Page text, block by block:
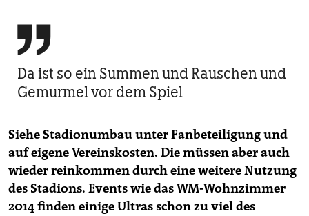

Da ist so ein Summen und Rauschen und
Gemurmel vor dem Spiel
Siehe Stadionumbau unter Fanbeteiligung und
auf eigene Vereinskosten. Die müssen aber auch
wieder reinkommen durch eine weitere Nutzung
des Stadions. Events wie das WM-Wohnzimmer
2014 finden einige Ultras schon zu viel des